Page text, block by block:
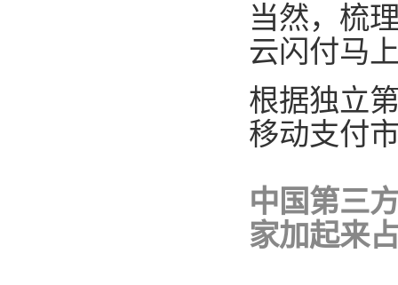
当然，梳
云闪付马
根据独立
移动支付
中国第三
家加起来